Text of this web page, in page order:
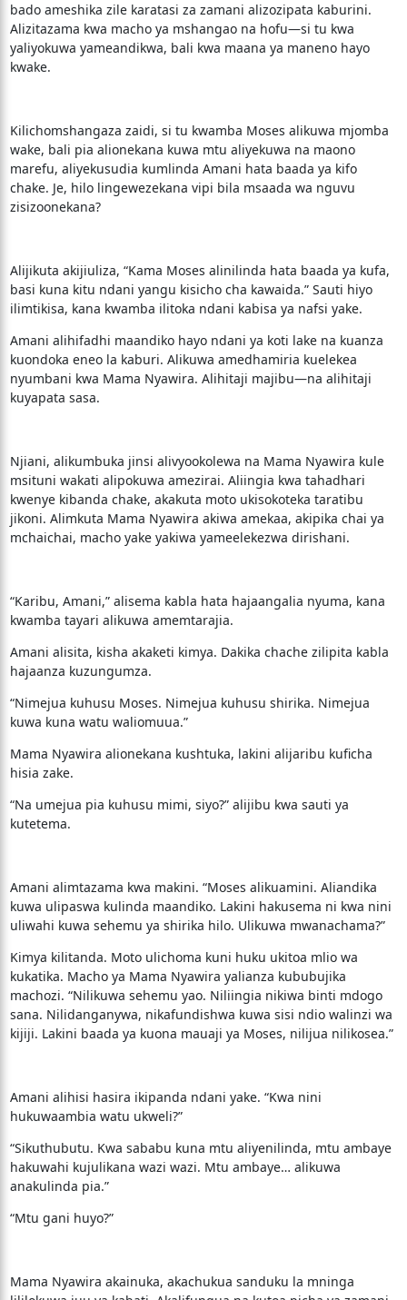
bado ameshika zile karatasi za zamani alizozipata kaburini.
Alizitazama kwa macho ya mshangao na hofu—si tu kwa
yaliyokuwa yameandikwa, bali kwa maana ya maneno hayo
kwake.
Kilichomshangaza zaidi, si tu kwamba Moses alikuwa mjomba
wake, bali pia alionekana kuwa mtu aliyekuwa na maono
marefu, aliyekusudia kumlinda Amani hata baada ya kifo
chake. Je, hilo lingewezekana vipi bila msaada wa nguvu
zisizoonekana?
Alijikuta akijiuliza, “Kama Moses alinilinda hata baada ya kufa,
basi kuna kitu ndani yangu kisicho cha kawaida.” Sauti hiyo
ilimtikisa, kana kwamba ilitoka ndani kabisa ya nafsi yake.
Amani alihifadhi maandiko hayo ndani ya koti lake na kuanza
kuondoka eneo la kaburi. Alikuwa amedhamiria kuelekea
nyumbani kwa Mama Nyawira. Alihitaji majibu—na alihitaji
kuyapata sasa.
Njiani, alikumbuka jinsi alivyookolewa na Mama Nyawira kule
msituni wakati alipokuwa amezirai. Aliingia kwa tahadhari
kwenye kibanda chake, akakuta moto ukisokoteka taratibu
jikoni. Alimkuta Mama Nyawira akiwa amekaa, akipika chai ya
mchaichai, macho yake yakiwa yameelekezwa dirishani.
“Karibu, Amani,” alisema kabla hata hajaangalia nyuma, kana
kwamba tayari alikuwa amemtarajia.
Amani alisita, kisha akaketi kimya. Dakika chache zilipita kabla
hajaanza kuzungumza.
“Nimejua kuhusu Moses. Nimejua kuhusu shirika. Nimejua
kuwa kuna watu waliomuua.”
Mama Nyawira alionekana kushtuka, lakini alijaribu kuficha
hisia zake.
“Na umejua pia kuhusu mimi, siyo?” alijibu kwa sauti ya
kutetema.
Amani alimtazama kwa makini. “Moses alikuamini. Aliandika
kuwa ulipaswa kulinda maandiko. Lakini hakusema ni kwa nini
uliwahi kuwa sehemu ya shirika hilo. Ulikuwa mwanachama?”
Kimya kilitanda. Moto ulichoma kuni huku ukitoa mlio wa
kukatika. Macho ya Mama Nyawira yalianza kububujika
machozi. “Nilikuwa sehemu yao. Niliingia nikiwa binti mdogo
sana. Nilidanganywa, nikafundishwa kuwa sisi ndio walinzi wa
kijiji. Lakini baada ya kuona mauaji ya Moses, nilijua nilikosea.”
Amani alihisi hasira ikipanda ndani yake. “Kwa nini
hukuwaambia watu ukweli?”
“Sikuthubutu. Kwa sababu kuna mtu aliyenilinda, mtu ambaye
hakuwahi kujulikana wazi wazi. Mtu ambaye… alikuwa
anakulinda pia.”
“Mtu gani huyo?”
Mama Nyawira akainuka, akachukua sanduku la mninga